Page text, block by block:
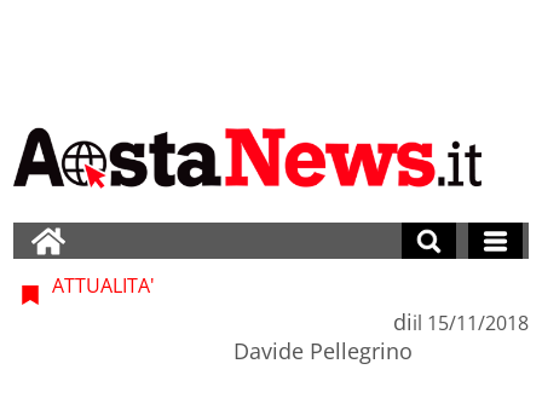
ATTUALITA'
di
Davide Pellegrino
il 15/11/2018